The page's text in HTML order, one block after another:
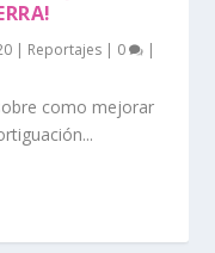
| Reportajes | 0 |
como mejorar